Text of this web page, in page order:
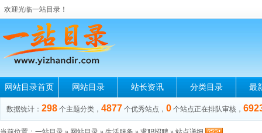
欢迎光临一站目录！
网站目录首页 网站目录 站长资讯 分类目录 最
数据统计： 298 个主题分类， 4877 个优秀站点， 0 个站点正在排队审核，